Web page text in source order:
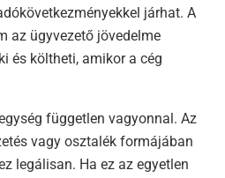
járhat. A
az ügyvezető jövedelme
és költheti, amikor a cég
független vagyonnal. Az
vagy osztalék formájában
legálisan. Ha ez az egyetlen